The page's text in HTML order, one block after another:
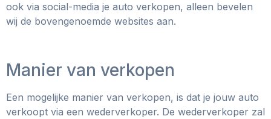
ook via social-media je auto verkopen, alleen bevelen
wij de bovengenoemde websites aan.
Manier van verkopen
Een mogelijke manier van verkopen, is dat je jouw auto
verkoopt via een wederverkoper. De wederverkoper zal